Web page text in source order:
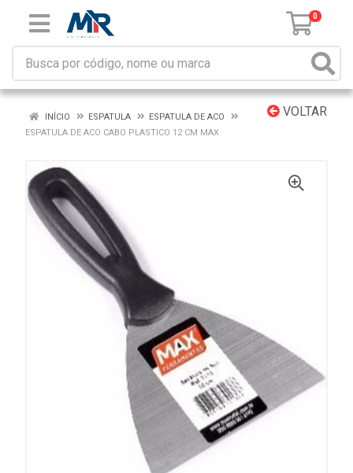
0
VOLTAR
INÍCIO ESPATULA
ESPATULA DE ACO
ESPATULA DE ACO CABO PLASTICO 12 CM MAX